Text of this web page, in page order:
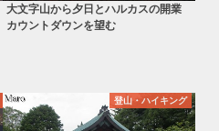
大文字山から夕日とハルカスの開業
カウントダウンを望む
登山・ハイキング